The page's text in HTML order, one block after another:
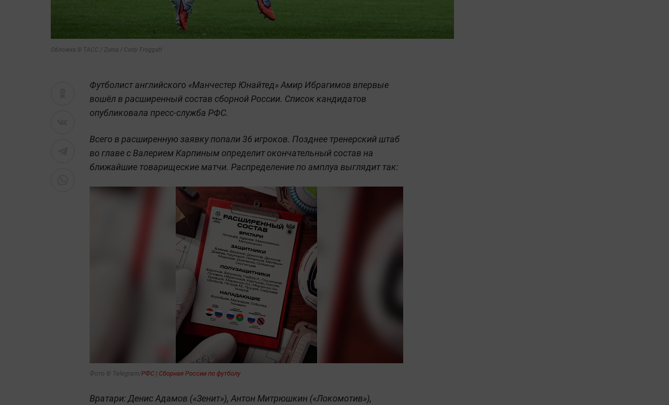
Обложка © ТАСС / Zuma / Cody Froggatt
Футболист английского «Манчестер Юнайтед» Амир Ибрагимов впервые
вошёл в расширенный состав сборной России. Список кандидатов
опубликовала пресс-служба РФС.
Всего в расширенную заявку попали 36 игроков. Позднее тренерский штаб
во главе с Валерием Карпиным определит окончательный состав на
ближайшие товарищеские матчи. Распределение по амплуа выглядит так:
Фото © Telegram/РФС | Сборная России по футболу
Вратари: Денис Адамов («Зенит»), Антон Митрюшкин («Локомотив»),